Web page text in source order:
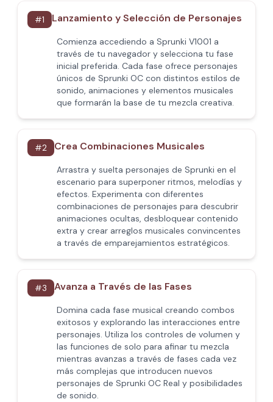
#1 Lanzamiento y Selección de Personajes
Comienza accediendo a Sprunki V1001 a
través de tu navegador y selecciona tu fase
inicial preferida. Cada fase ofrece personajes
únicos de Sprunki OC con distintos estilos de
sonido, animaciones y elementos musicales
que formarán la base de tu mezcla creativa.
#2 Crea Combinaciones Musicales
Arrastra y suelta personajes de Sprunki en el
escenario para superponer ritmos, melodías y
efectos. Experimenta con diferentes
combinaciones de personajes para descubrir
animaciones ocultas, desbloquear contenido
extra y crear arreglos musicales convincentes
a través de emparejamientos estratégicos.
#3 Avanza a Través de las Fases
Domina cada fase musical creando combos
exitosos y explorando las interacciones entre
personajes. Utiliza los controles de volumen y
las funciones de solo para afinar tu mezcla
mientras avanzas a través de fases cada vez
más complejas que introducen nuevos
personajes de Sprunki OC Real y posibilidades
de sonido.